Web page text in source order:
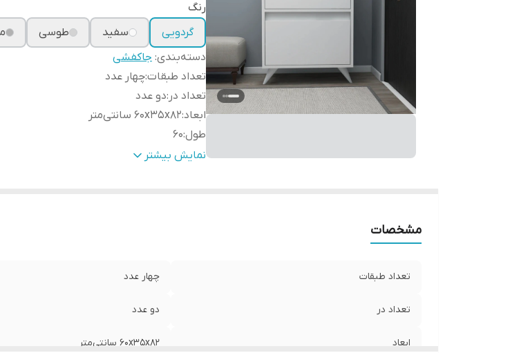
رنگ
گردویی
سفید طوسی
دسته‌بندی: جاکفشی
تعداد طبقات:چهار عدد
تعداد در :دو عدد
ابعاد:60x35x82 سانتی‌متر
طول:
60
عمق:
35
نمایش بیشتر
مشخصات
تعداد طبقات چهار عدد
تعداد در دو عدد
ابعاد 60x35x82 سانتی‌متر